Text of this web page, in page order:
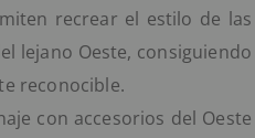
recrear el estilo de las
lejano Oeste, consiguiendo
reconocible.
con accesorios del Oeste